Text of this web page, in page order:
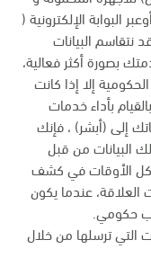
البوابة الإلكترونية (
نتقاسم البيانات
بصورة أكثر فعالية،
إلا إذا كانت
بأداء خدمات
إلى (أبشر) ، فإنك
البيانات من قبل
كل الأوقات في كشف
عندما يكون
حكومي.
التي ترسلها من خلال